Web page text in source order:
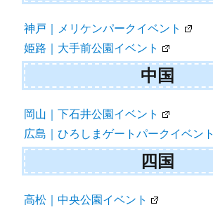
神戸｜メリケンパークイベント
姫路｜大手前公園イベント
中国
岡山｜下石井公園イベント
広島｜ひろしまゲートパークイベント
四国
高松｜中央公園イベント